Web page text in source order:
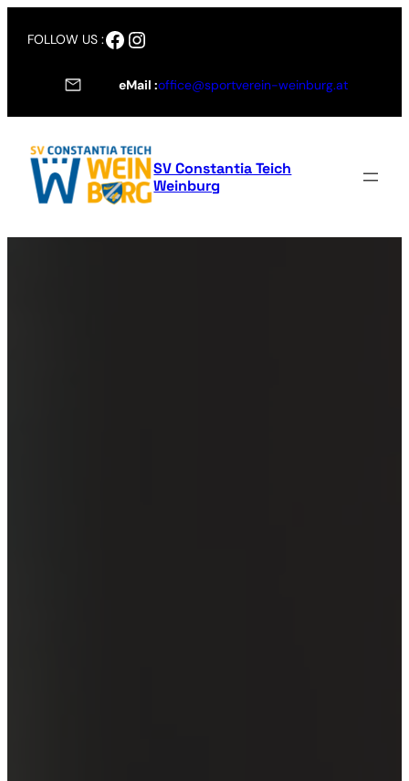
InhaltFOLLOW US :Facebook
Instagram
eMail :office@sportverein-weinburg.at
SV Constantia Teich
Weinburg